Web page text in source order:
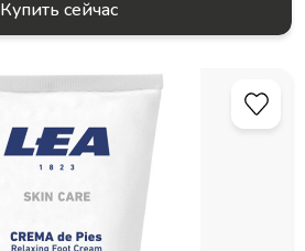
Купить сейчас